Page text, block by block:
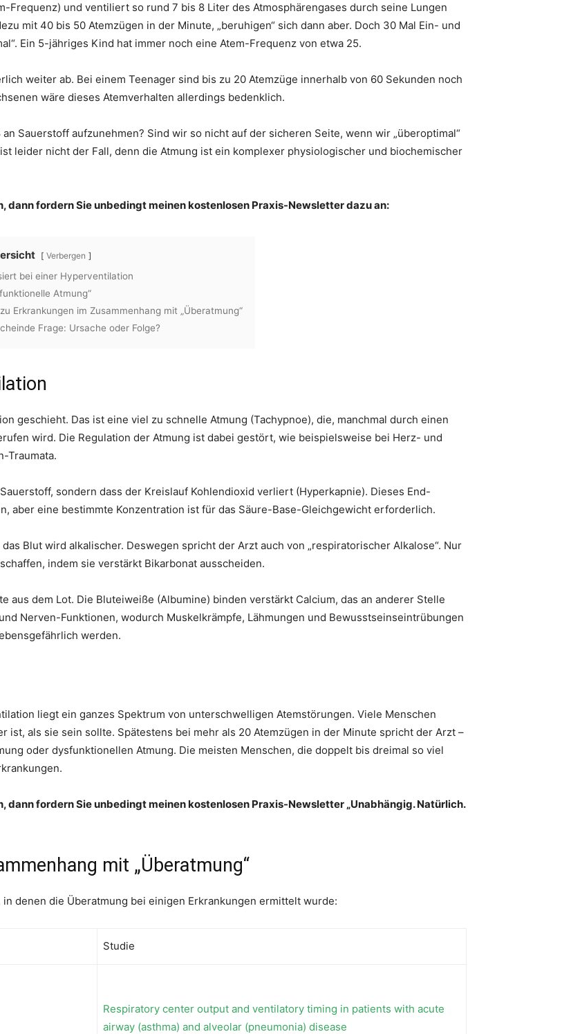
Frequenz) und ventiliert so rund 7 bis 8 Liter des Atmosphärengases durch seine Lungen
mit 40 bis 50 Atemzügen in der Minute, „beruhigen“ sich dann aber. Doch 30 Mal Ein- und
Ein 5-jähriges Kind hat immer noch eine Atem-Frequenz von etwa 25.
weiter ab. Bei einem Teenager sind bis zu 20 Atemzüge innerhalb von 60 Sekunden noch
wäre dieses Atemverhalten allerdings bedenklich.
Sauerstoff aufzunehmen? Sind wir so nicht auf der sicheren Seite, wenn wir „überoptimal“
leider nicht der Fall, denn die Atmung ist ein komplexer physiologischer und biochemischer
dann fordern Sie unbedingt meinen kostenlosen Praxis-Newsletter dazu an:
Verbergen
bei einer Hyperventilation
Atmung“
Erkrankungen im Zusammenhang mit „Überatmung“
Frage: Ursache oder Folge?
geschieht. Das ist eine viel zu schnelle Atmung (Tachypnoe), die, manchmal durch einen
wird. Die Regulation der Atmung ist dabei gestört, wie beispielsweise bei Herz- und
Traumata.
sondern dass der Kreislauf Kohlendioxid verliert (Hyperkapnie). Dieses End-
aber eine bestimmte Konzentration ist für das Säure-Base-Gleichgewicht erforderlich.
Blut wird alkalischer. Deswegen spricht der Arzt auch von „respiratorischer Alkalose“. Nur
indem sie verstärkt Bikarbonat ausscheiden.
aus dem Lot. Die Bluteiweiße (Albumine) binden verstärkt Calcium, das an anderer Stelle
Nerven-Funktionen, wodurch Muskelkrämpfe, Lähmungen und Bewusstseinseintrübungen
werden.
liegt ein ganzes Spektrum von unterschwelligen Atemstörungen. Viele Menschen
ist, als sie sein sollte. Spätestens bei mehr als 20 Atemzügen in der Minute spricht der Arzt –
oder dysfunktionellen Atmung. Die meisten Menschen, die doppelt bis dreimal so viel
dann fordern Sie unbedingt meinen kostenlosen Praxis-Newsletter „Unabhängig. Natürlich.
mit „Überatmung“
denen die Überatmung bei einigen Erkrankungen ermittelt wurde:
Studie
Respiratory center output and ventilatory timing in patients with acute
airway (asthma) and alveolar (pneumonia) disease